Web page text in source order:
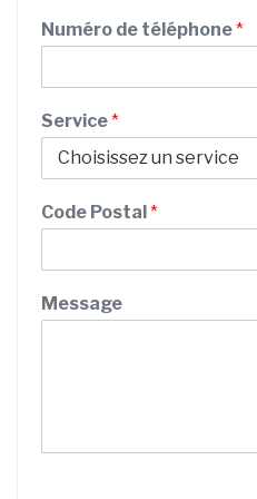
Numéro de téléphone*
Service*
Code Postal*
C
o
v
Message